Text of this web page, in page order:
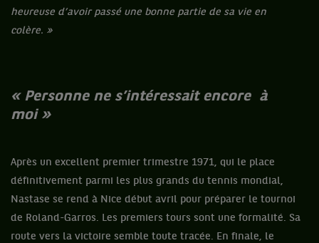
heureuse d’avoir passé une bonne partie de sa vie en
colère. »
« Personne ne s’intéressait encore à
moi »
Après un excellent premier trimestre 1971, qui le place
définitivement parmi les plus grands du tennis mondial,
Nastase se rend à Nice début avril pour préparer le tournoi
de Roland-Garros. Les premiers tours sont une formalité. Sa
route vers la victoire semble toute tracée. En finale, le